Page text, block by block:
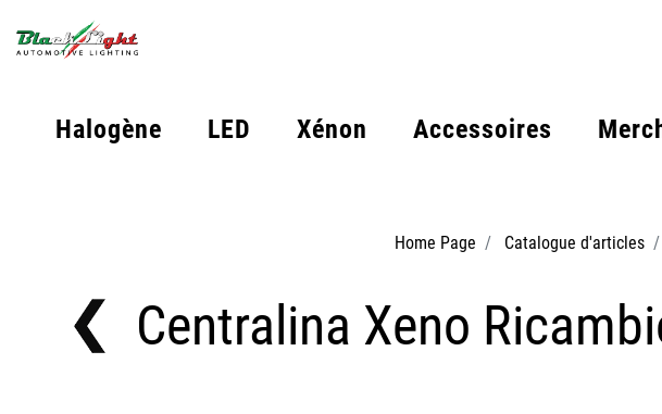
Halogène LED Xénon Accessoires
Home Page Catalogue d'articles
Centralina Xeno